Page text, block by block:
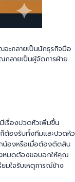
จะกลายเป็นนักธุรกิจมือ
ลายเป็นผู้จัดการฝ่าย
เรื่องปวดหัวเพิ่มขึ้น
ต้องรับทั้งทีมและปวดหัว
น้องหรือเมื่อต้องตัดสิน
งหมดต้องขอบอกให้คุณ
มใจรับเหตุการณ์ข้าง